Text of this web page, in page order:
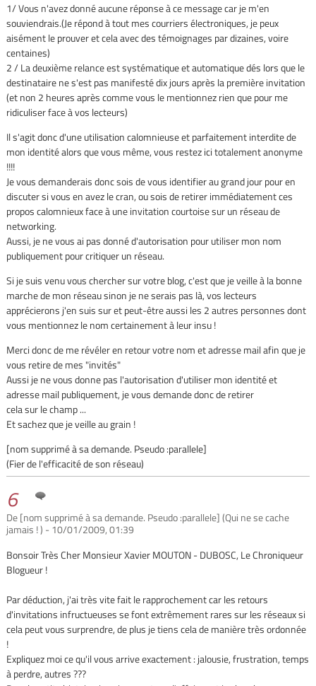
1/ Vous n'avez donné aucune réponse à ce message car je m'en
souviendrais.(Je répond à tout mes courriers électroniques, je peux
aisément le prouver et cela avec des témoignages par dizaines, voire
centaines)
2 / La deuxième relance est systématique et automatique dés lors que le
destinataire ne s'est pas manifesté dix jours après la première invitation
(et non 2 heures après comme vous le mentionnez rien que pour me
ridiculiser face à vos lecteurs)
Il s'agit donc d'une utilisation calomnieuse et parfaitement interdite de
mon identité alors que vous même, vous restez ici totalement anonyme
!!!!
Je vous demanderais donc sois de vous identifier au grand jour pour en
discuter si vous en avez le cran, ou sois de retirer immédiatement ces
propos calomnieux face à une invitation courtoise sur un réseau de
networking.
Aussi, je ne vous ai pas donné d'autorisation pour utiliser mon nom
publiquement pour critiquer un réseau.
Si je suis venu vous chercher sur votre blog, c'est que je veille à la bonne
marche de mon réseau sinon je ne serais pas là, vos lecteurs
apprécierons j'en suis sur et peut-être aussi les 2 autres personnes dont
vous mentionnez le nom certainement à leur insu !
Merci donc de me révéler en retour votre nom et adresse mail afin que je
vous retire de mes "invités"
Aussi je ne vous donne pas l'autorisation d'utiliser mon identité et
adresse mail publiquement, je vous demande donc de retirer
cela sur le champ ...
Et sachez que je veille au grain !
[nom supprimé à sa demande. Pseudo :parallele]
(Fier de l'efficacité de son réseau)
6
De [nom supprimé à sa demande. Pseudo :parallele] (Qui ne se cache
jamais ! ) - 10/01/2009, 01:39
Bonsoir Très Cher Monsieur Xavier MOUTON - DUBOSC, Le Chroniqueur
Blogueur !
Par déduction, j'ai très vite fait le rapprochement car les retours
d'invitations infructueuses se font extrêmement rares sur les réseaux si
cela peut vous surprendre, de plus je tiens cela de manière très ordonnée
!
Expliquez moi ce qu'il vous arrive exactement : jalousie, frustration, temps
à perdre, autres ???